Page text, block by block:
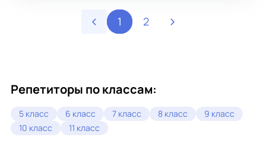
1 2
Репетиторы по классам:
5 класс 6 класс 7 класс 8 класс
9 класс
10 класс
11 класс